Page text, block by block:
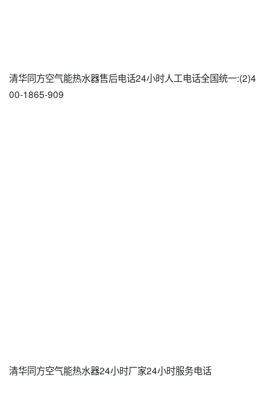
清华同方空气能热水器售后电话24小时人工电话全国统一:(2)4
00-1865-909
清华同方空气能热水器24小时厂家24小时服务电话